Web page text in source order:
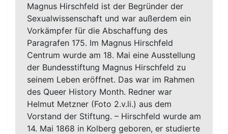
Magnus Hirschfeld ist der Begründer der
Sexualwissenschaft und war außerdem ein
Vorkämpfer für die Abschaffung des
Paragrafen 175. Im Magnus Hirschfeld
Centrum wurde am 18. Mai eine Ausstellung
der Bundesstiftung Magnus Hirschfeld zu
seinem Leben eröffnet. Das war im Rahmen
des Queer History Month. Redner war
Helmut Metzner (Foto 2.v.li.) aus dem
Vorstand der Stiftung. – Hirschfeld wurde am
14. Mai 1868 in Kolberg geboren, er studierte